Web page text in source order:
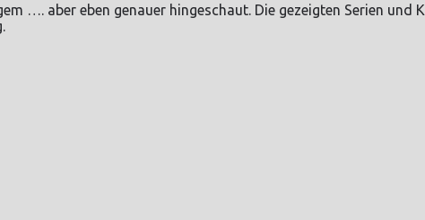
…. aber eben genauer hingeschaut. Die gezeigten Serien und